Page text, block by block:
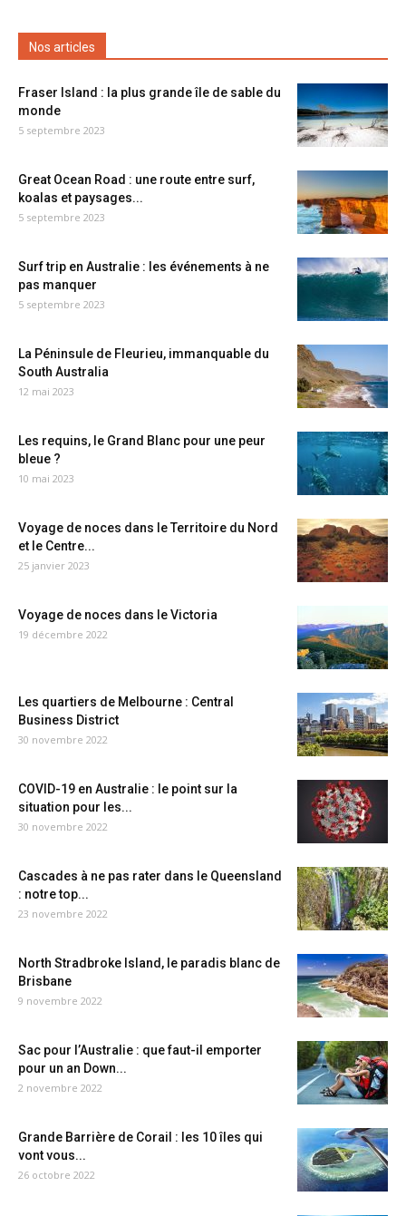
Nos articles
Fraser Island : la plus grande île de sable du
monde
5 septembre 2023
Great Ocean Road : une route entre surf,
koalas et paysages...
5 septembre 2023
Surf trip en Australie : les événements à ne
pas manquer
5 septembre 2023
La Péninsule de Fleurieu, immanquable du
South Australia
12 mai 2023
Les requins, le Grand Blanc pour une peur
bleue ?
10 mai 2023
Voyage de noces dans le Territoire du Nord
et le Centre...
25 janvier 2023
Voyage de noces dans le Victoria
19 décembre 2022
Les quartiers de Melbourne : Central
Business District
30 novembre 2022
COVID-19 en Australie : le point sur la
situation pour les...
30 novembre 2022
Cascades à ne pas rater dans le Queensland
: notre top...
23 novembre 2022
North Stradbroke Island, le paradis blanc de
Brisbane
9 novembre 2022
Sac pour l’Australie : que faut-il emporter
pour un an Down...
2 novembre 2022
Grande Barrière de Corail : les 10 îles qui
vont vous...
26 octobre 2022